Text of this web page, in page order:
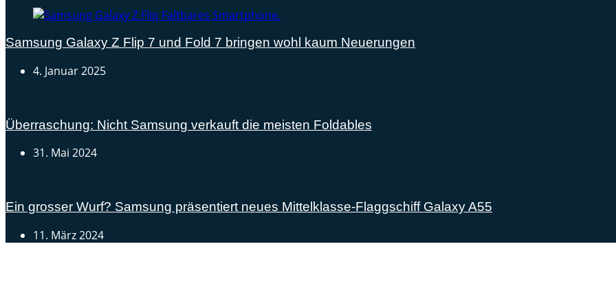
Samsung Galaxy Z Flip 7 und Fold 7 bringen wohl kaum Neuerungen
4. Januar 2025
Überraschung: Nicht Samsung verkauft die meisten Foldables
31. Mai 2024
Ein grosser Wurf? Samsung präsentiert neues Mittelklasse-Flaggschiff Galaxy A55
11. März 2024